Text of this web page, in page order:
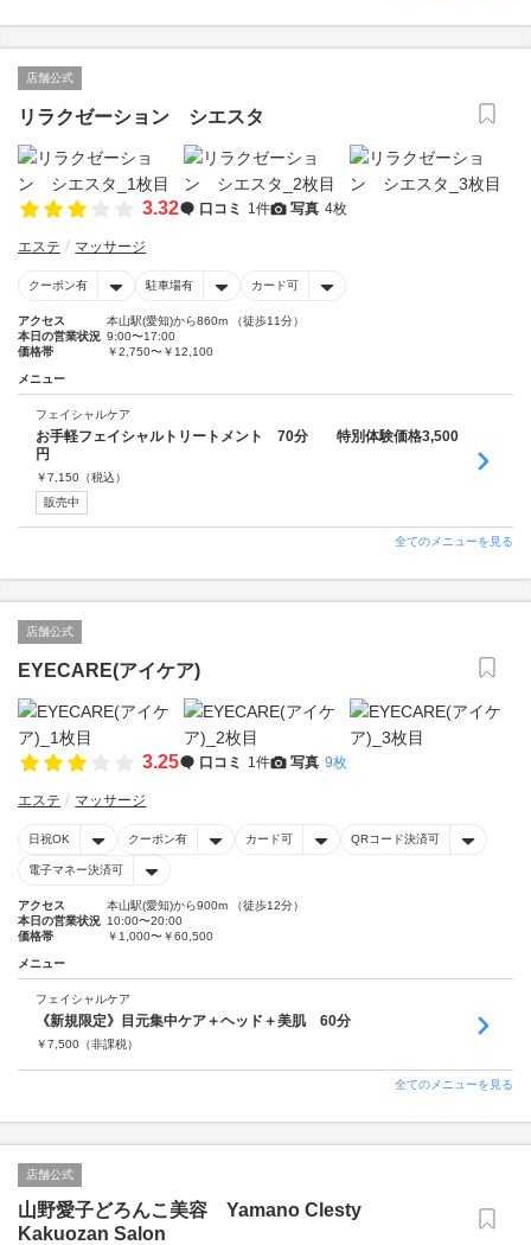
店舗公式
リラクゼーション シエスタ
3.32 口コミ 1件 写真 4枚
エステ マッサージ
クーポン有 駐車場有 カード可
アクセス
本山駅(愛知)から860m （徒歩11分）
本日の営業状況 9:00〜17:00
価格帯
￥2,750〜￥12,100
メニュー
フェイシャルケア
お手軽フェイシャルトリートメント 70分 特別体験価格3,500
円
￥7,150 （税込）
販売中
全てのメニューを見る
店舗公式
EYECARE(アイケア)
3.25 口コミ 1件 写真 9枚
エステ マッサージ
日祝OK クーポン有 カード可 QRコード決済可
電子マネー決済可
アクセス
本山駅(愛知)から900m （徒歩12分）
本日の営業状況 10:00〜20:00
価格帯
￥1,000〜￥60,500
メニュー
フェイシャルケア
《新規限定》目元集中ケア＋ヘッド＋美肌 60分
￥7,500 （非課税）
全てのメニューを見る
店舗公式
山野愛子どろんこ美容 Yamano Clesty
Kakuozan Salon